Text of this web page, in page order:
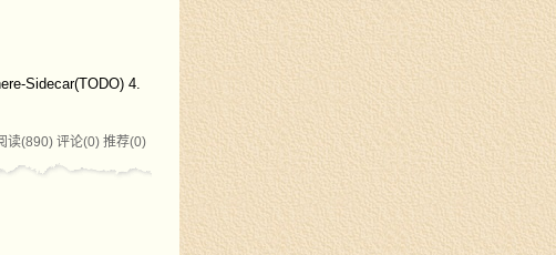
Sidecar(TODO) 4.
读(890) 评论(0) 推荐(0)